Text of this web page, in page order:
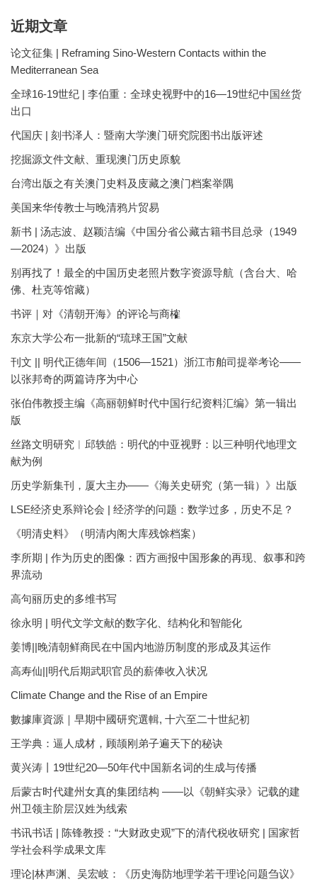
近期文章
论文征集 | Reframing Sino-Western Contacts within the
Mediterranean Sea
全球16-19世纪 | 李伯重：全球史视野中的16—19世纪中国丝货
出口
代国庆 | 刻书泽人：暨南大学澳门研究院图书出版评述
挖掘源文件文献、重现澳门历史原貌
台湾出版之有关澳门史料及庋藏之澳门档案举隅
美国来华传教士与晚清鸦片贸易
新书 | 汤志波、赵颖洁编《中国分省公藏古籍书目总录（1949
—2024）》出版
别再找了！最全的中国历史老照片数字资源导航（含台大、哈
佛、杜克等馆藏）
书评｜对《清朝开海》的评论与商榷
东京大学公布一批新的“琉球王国”文献
刊文 || 明代正德年间（1506—1521）浙江市舶司提举考论——
以张邦奇的两篇诗序为中心
张伯伟教授主编《高丽朝鲜时代中国行纪资料汇编》第一辑出
版
丝路文明研究︱邱轶皓：明代的中亚视野：以三种明代地理文
献为例
历史学新集刊，厦大主办——《海关史研究（第一辑）》出版
LSE经济史系辩论会 | 经济学的问题：数学过多，历史不足？
《明清史料》（明清内阁大库残馀档案）
李所期 | 作为历史的图像：西方画报中国形象的再现、叙事和跨
界流动
高句丽历史的多维书写
徐永明 | 明代文学文献的数字化、结构化和智能化
姜博||晚清朝鲜商民在中国内地游历制度的形成及其运作
高寿仙||明代后期武职官员的薪俸收入状况
Climate Change and the Rise of an Empire
數據庫資源｜早期中國研究選輯, 十六至二十世紀初
王学典：逼人成材，顾颉刚弟子遍天下的秘诀
黄兴涛丨19世纪20—50年代中国新名词的生成与传播
后蒙古时代建州女真的集团结构 ——以《朝鲜实录》记载的建
州卫领主阶层汉姓为线索
书讯书话 | 陈锋教授：“大财政史观”下的清代税收研究 | 国家哲
学社会科学成果文库
理论|林声渊、吴宏岐：《历史海防地理学若干理论问题刍议》